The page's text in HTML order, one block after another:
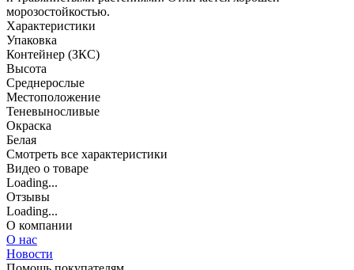
морозостойкостью.
Характеристики
Упаковка
Контейнер (ЗКС)
Высота
Среднерослые
Местоположение
Теневыносливые
Окраска
Белая
Cмотреть все характеристики
Видео о товаре
Loading...
Отзывы
Loading...
О компании
О нас
Новости